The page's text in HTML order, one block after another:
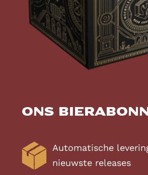
Ons
Automatische
nieuwste releases